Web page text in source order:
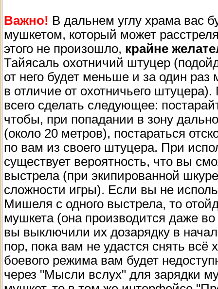
Важно! В дальнем углу храма вас
мушкетом, который может
этого не произошло, крайне
Тайясаль охотничий штуцер
от него будет меньше и за один
в отличие от охотничьего
всего сделать следующее:
чтобы, при попадании в зону
(около 20 метров), постараться
по вам из своего штуцера. При
существует вероятность, что вы
выстрела (при экипированной
сложности игры). Если вы не
Мишеля с одного выстрела, то
мушкета (она производится даже
вы выключили их дозарядку в
пор, пока вам не удастся снять всё
боевого режима вам будет
через "Мысли вслух" для зарядки